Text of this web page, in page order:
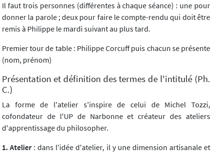
Il faut trois personnes (différentes à chaque séance) : une pour
donner la parole ; deux pour faire le compte-rendu qui doit être
remis à Philippe le mardi suivant au plus tard.
Premier tour de table : Philippe Corcuff puis chacun se présente
(nom, prénom)
Présentation et définition des termes de l'intitulé (Ph.
C.)
La forme de l'atelier s'inspire de celui de Michel Tozzi,
cofondateur de l'UP de Narbonne et créateur des ateliers
d'apprentissage du philosopher.
1. Atelier : dans l'idée d'atelier, il y une dimension artisanale et